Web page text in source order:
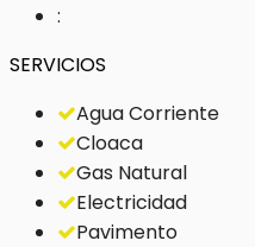
:
SERVICIOS
Agua Corriente
Cloaca
Gas Natural
Electricidad
Pavimento